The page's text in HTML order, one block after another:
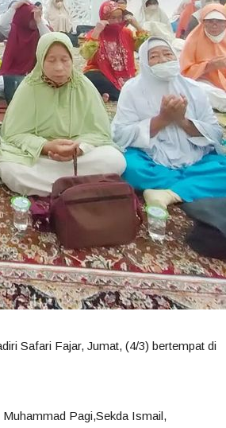
Safari Fajar, Jumat, (4/3) bertempat di
Pagi,Sekda Ismail,